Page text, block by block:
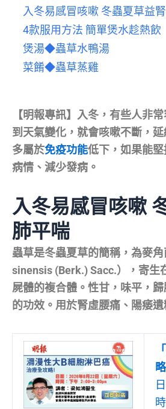
入冬易感冒咳嗽 冬蟲夏草益
4款服用方法 簡單煲水趁熱飲
煲湯◆蟲草水鴨湯
菜餚◆蟲草蒸雞
【明報專訊】入冬，有些人非
到天氣變化，就會咳嗽不斷，
多屬於免疫功能低下，如果能
病情、減少發病。
入冬易感冒咳嗽
肺平喘
蟲草是冬蟲夏草的簡稱，為麥
sinensis (Berk.) Sacc.），寄生
屍體的複合體。性甘，味平，
的功效。用於腎虛腰痛、陽痿